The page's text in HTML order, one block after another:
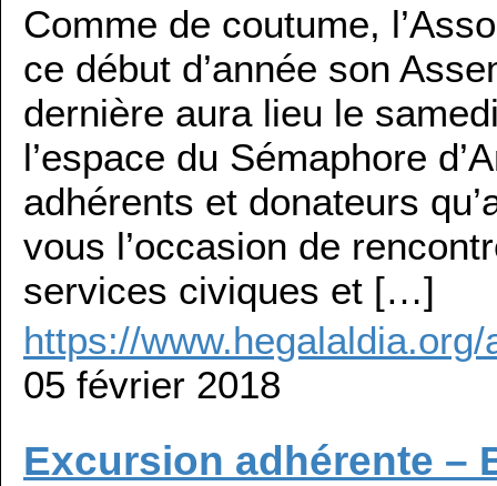
Comme de coutume,
ce début d’année son
dernière aura lieu le
l’espace du Sémaphore
adhérents et donateurs
vous l’occasion de
services civiques et […]
https://
05 février 2018
Excursion adhérente –